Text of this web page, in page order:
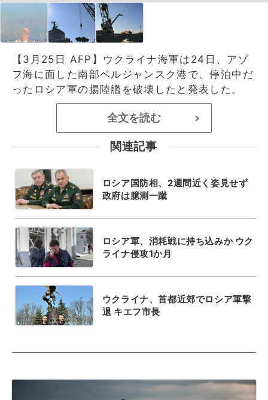
【3月25日 AFP】ウクライナ海軍は24日、アゾ
フ海に面した南部ベルジャンスク港で、停泊中だ
ったロシア軍の揚陸艦を破壊したと発表した。
全文を読む >
関連記事
ロシア国防相、2週間近く姿見せず
政府は臆測一蹴
ロシア軍、消耗戦に持ち込みか ウク
ライナ侵攻1か月
ウクライナ、首都近郊でロシア軍撃
退 キエフ市長